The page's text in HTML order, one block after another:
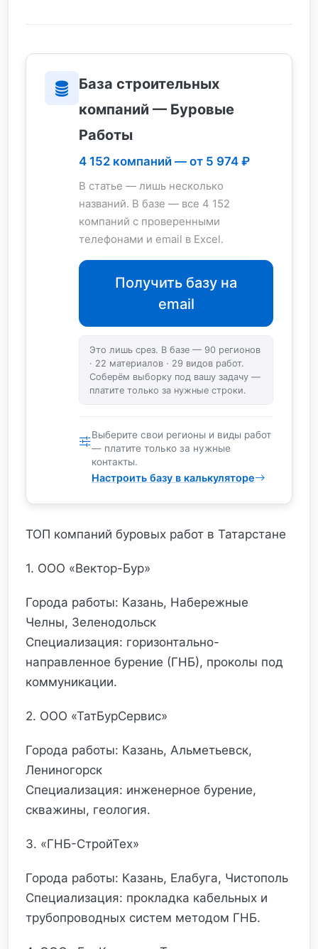
База строительных
компаний — Буровые
Работы
4 152 компаний — от 5 974 ₽
В статье — лишь несколько
названий. В базе — все 4 152
компаний с проверенными
телефонами и email в Excel.
Получить базу на
email
Это лишь срез. В базе — 90 регионов
· 22 материалов · 29 видов работ.
Соберём выборку под вашу задачу —
платите только за нужные строки.
Выберите свои регионы и виды работ
— платите только за нужные
контакты.
Настроить базу в калькуляторе
ТОП компаний буровых работ в Татарстане
1. ООО «Вектор-Бур»
Города работы: Казань, Набережные
Челны, Зеленодольск
Специализация: горизонтально-
направленное бурение (ГНБ), проколы под
коммуникации.
2. ООО «ТатБурСервис»
Города работы: Казань, Альметьевск,
Лениногорск
Специализация: инженерное бурение,
скважины, геология.
3. «ГНБ-СтройТех»
Города работы: Казань, Елабуга, Чистополь
Специализация: прокладка кабельных и
трубопроводных систем методом ГНБ.